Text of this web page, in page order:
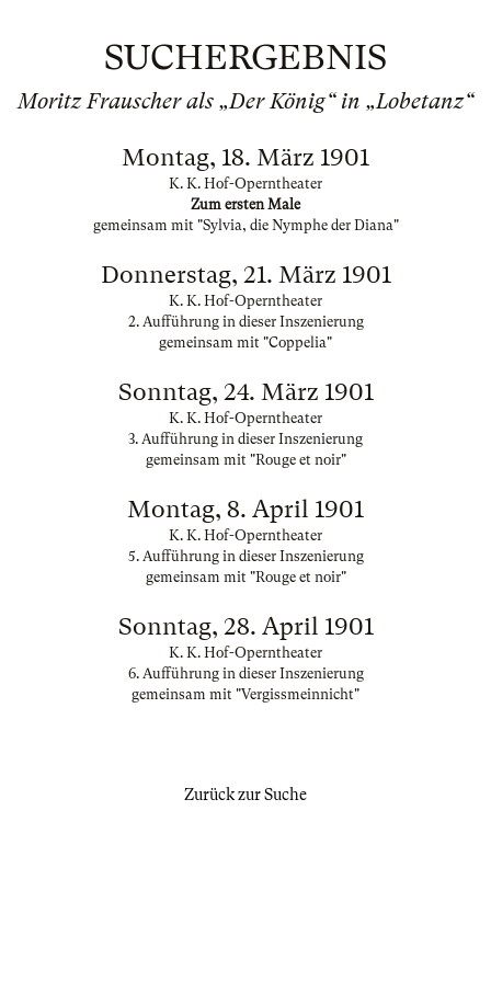
SUCHERGEBNIS
Moritz Frauscher als „Der König“ in „Lobetanz“
Montag, 18. März 1901
K. K. Hof-Operntheater
Zum ersten Male
gemeinsam mit "Sylvia, die Nymphe der Diana"
Donnerstag, 21. März 1901
K. K. Hof-Operntheater
2. Aufführung in dieser Inszenierung
gemeinsam mit "Coppelia"
Sonntag, 24. März 1901
K. K. Hof-Operntheater
3. Aufführung in dieser Inszenierung
gemeinsam mit "Rouge et noir"
Montag, 8. April 1901
K. K. Hof-Operntheater
5. Aufführung in dieser Inszenierung
gemeinsam mit "Rouge et noir"
Sonntag, 28. April 1901
K. K. Hof-Operntheater
6. Aufführung in dieser Inszenierung
gemeinsam mit "Vergissmeinnicht"
Zurück zur Suche